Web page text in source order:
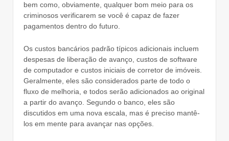
bem como, obviamente, qualquer bom meio para os
criminosos verificarem se você é capaz de fazer
pagamentos dentro do futuro.
Os custos bancários padrão típicos adicionais incluem
despesas de liberação de avanço, custos de software
de computador e custos iniciais de corretor de imóveis.
Geralmente, eles são considerados parte de todo o
fluxo de melhoria, e todos serão adicionados ao original
a partir do avanço. Segundo o banco, eles são
discutidos em uma nova escala, mas é preciso mantê-
los em mente para avançar nas opções.